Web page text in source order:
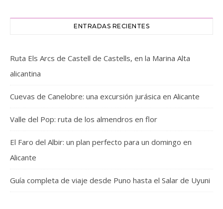
ENTRADAS RECIENTES
Ruta Els Arcs de Castell de Castells, en la Marina Alta
alicantina
Cuevas de Canelobre: una excursión jurásica en Alicante
Valle del Pop: ruta de los almendros en flor
El Faro del Albir: un plan perfecto para un domingo en
Alicante
Guía completa de viaje desde Puno hasta el Salar de Uyuni